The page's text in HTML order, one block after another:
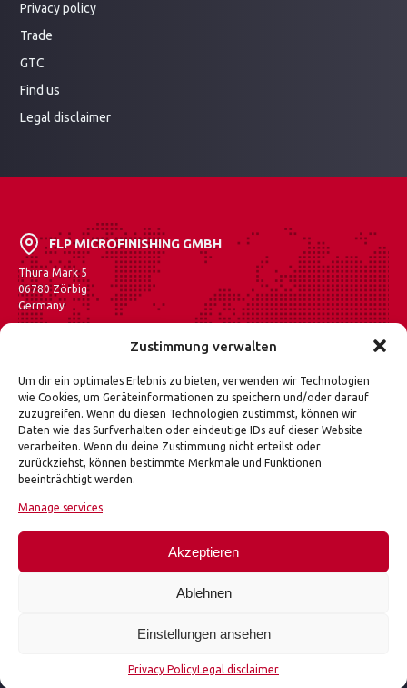
Zustimmung verwalten
Um dir ein optimales Erlebnis zu bieten, verwenden wir Technologien
wie Cookies, um Geräteinformationen zu speichern und/oder darauf
zuzugreifen. Wenn du diesen Technologien zustimmst, können wir
Daten wie das Surfverhalten oder eindeutige IDs auf dieser Website
verarbeiten. Wenn du deine Zustimmung nicht erteilst oder
zurückziehst, können bestimmte Merkmale und Funktionen
beeinträchtigt werden.
Manage services
Akzeptieren
Ablehnen
Einstellungen ansehen
Privacy PolicyLegal disclaimer
Privacy policy
Trade
GTC
Find us
Legal disclaimer
FLP MICROFINISHING GMBH
Thura Mark 5
06780 Zörbig
Germany
FLP Microfinishing numbers among the leading
manufacturers of precision grinding, lapping and
polishing machines in Europe. In addition to the
automotive industry, the broad range of applications also
includes aerospace technology and mechanical and
medical apparatus engineering.
As a systems provider for complex precision surface
Germany to offer the full range of products for the
surfaces all in one place.
Design & Layout: DREIZACK Medien